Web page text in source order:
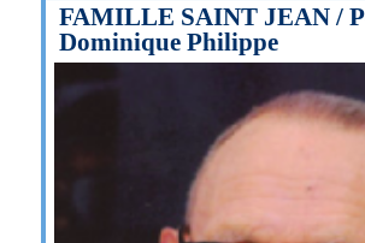
FAMILLE SAINT JEAN /
Dominique Philippe